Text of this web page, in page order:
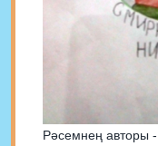
Рәсемнең авторы